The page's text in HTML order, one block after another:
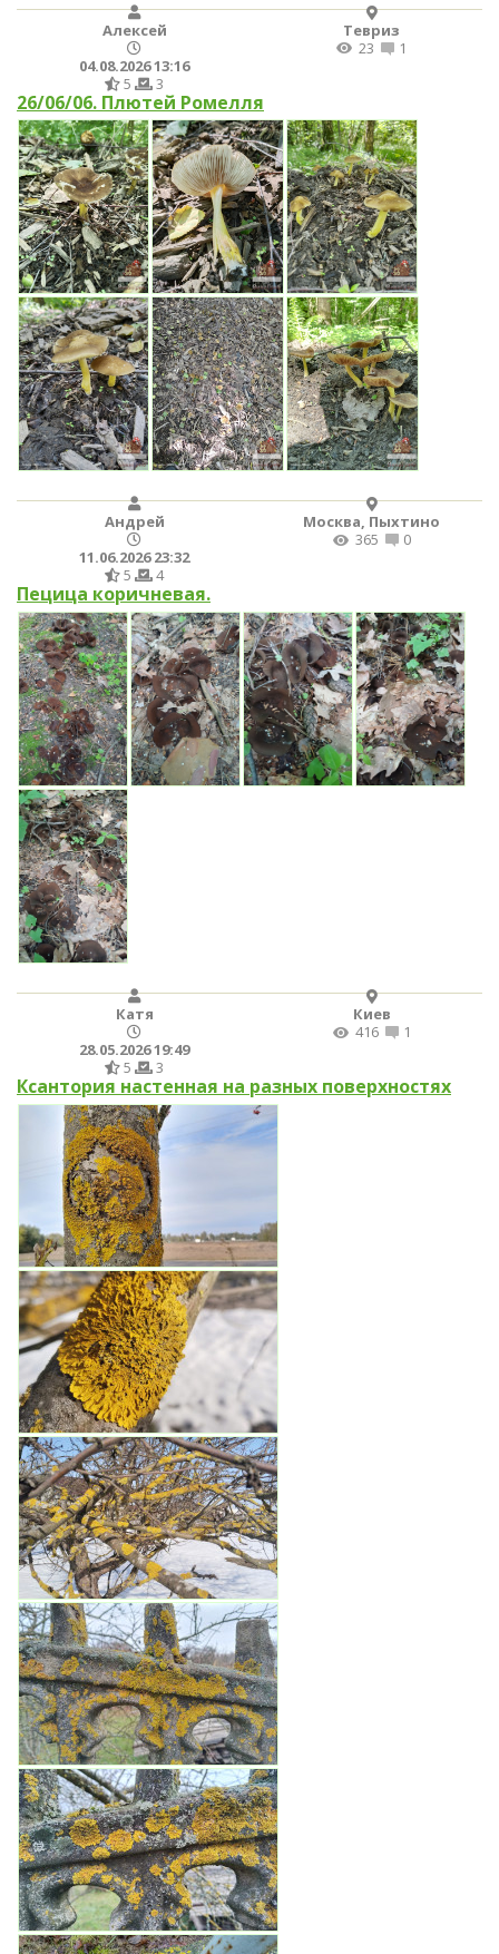
Алексей
Тевриз
04.08.2026 13:16
23
1
5
3
26/06/06. Плютей Ромелля
Андрей
Москва, Пыхтино
11.06.2026 23:32
365
0
5
4
Пецица коричневая.
Катя
Киев
28.05.2026 19:49
416
1
5
3
Ксантория настенная на разных поверхностях